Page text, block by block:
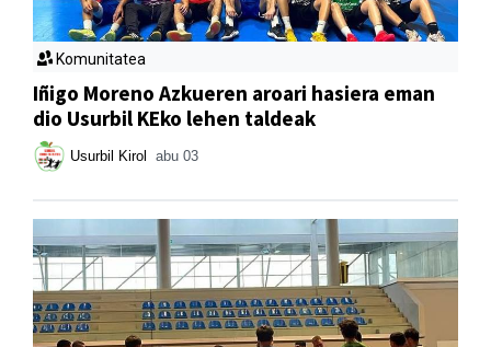
Komunitatea
Iñigo Moreno Azkueren aroari hasiera eman
dio Usurbil KEko lehen taldeak
Usurbil Kirol abu 03